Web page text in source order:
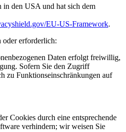
in den USA und hat sich dem
EU-US-Framework.
oder erforderlich:
Daten erfolgt freiwillig,
Sofern Sie den Zugriff
zu Funktionseinschränkungen auf
Cookies durch eine entsprechende
verhindern; wir weisen Sie